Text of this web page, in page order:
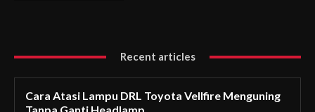
Recent articles
Cara Atasi Lampu DRL Toyota Vellfire Menguning